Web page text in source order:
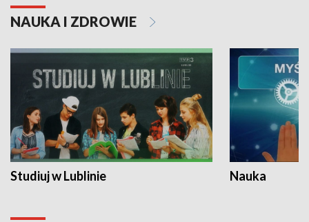
NAUKA I ZDROWIE
Studiuj w Lublinie Nauka